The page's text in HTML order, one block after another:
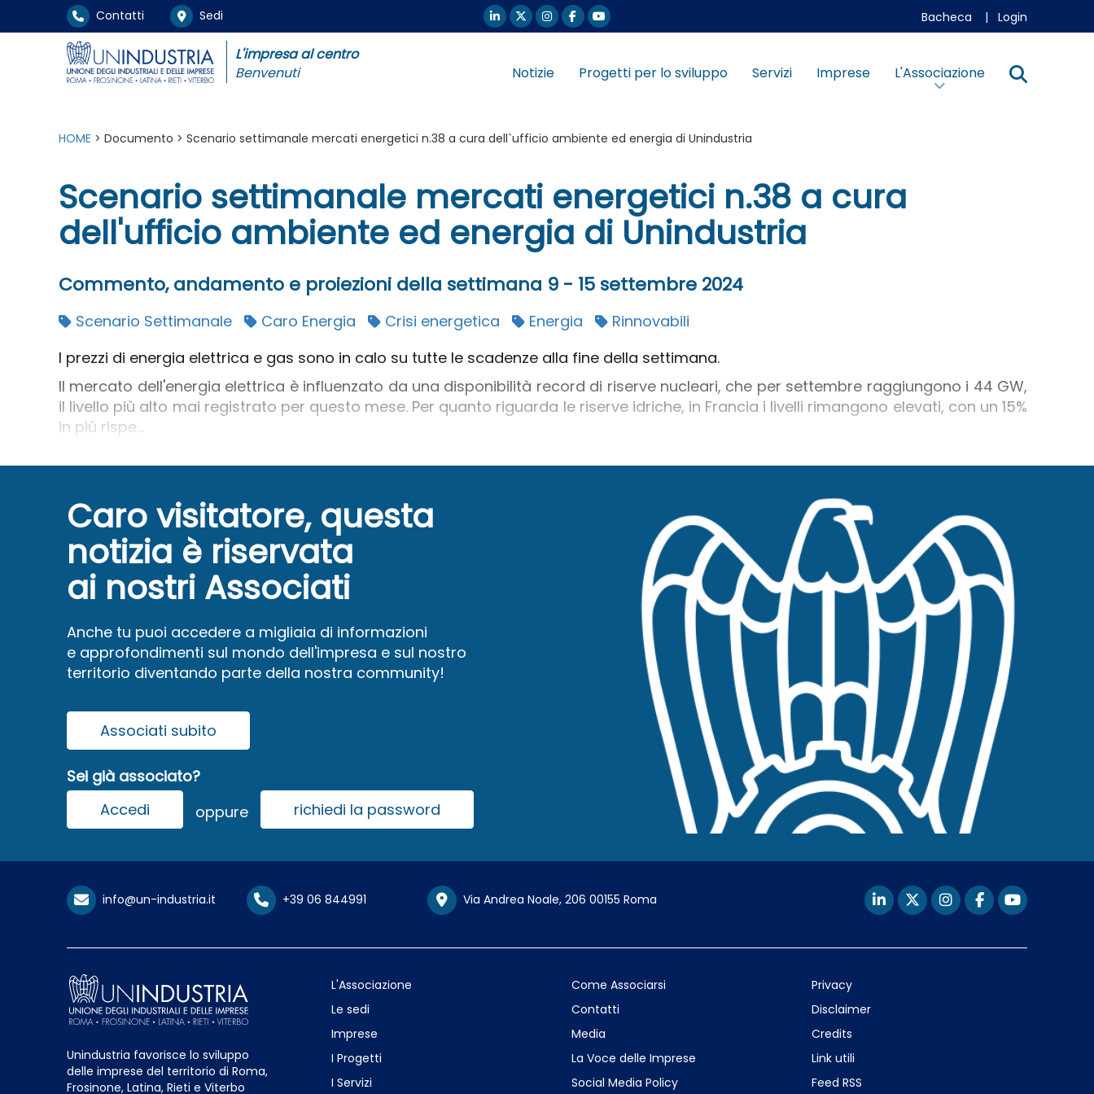
Contatti Sedi Bacheca | Login
L'impresa al centro
Benvenuti
Notizie Progetti per lo sviluppo Servizi Imprese L'Associazione
HOME > Documento > Scenario settimanale mercati energetici n.38 a cura dell`ufficio ambiente ed energia di Unindustria
Scenario settimanale mercati energetici n.38 a cura
dell'ufficio ambiente ed energia di Unindustria
Commento, andamento e proiezioni della settimana 9 - 15 settembre 2024
Scenario Settimanale Caro Energia Crisi energetica Energia
Rinnovabili
I prezzi di energia elettrica e gas sono in calo su tutte le scadenze alla fine della settimana.
Il mercato dell'energia elettrica è influenzato da una disponibilità record di riserve nucleari, che per settembre raggiungono i 44 GW,
il livello più alto mai registrato per questo mese. Per quanto riguarda le riserve idriche, in Francia i livelli rimangono elevati, con un 15%
in più rispe...
Caro visitatore, questa
notizia è riservata
ai nostri Associati
Anche tu puoi accedere a migliaia di informazioni
e approfondimenti sul mondo dell'impresa e sul nostro
territorio diventando parte della nostra community!
Associati subito
Sei già associato?
Accedi
oppure richiedi la password
info@un-industria.it +39 06 844991 Via Andrea Noale, 206 00155 Roma
Unindustria favorisce lo sviluppo
delle imprese del territorio di Roma,
Frosinone, Latina, Rieti e Viterbo
L'Associazione
Le sedi
Imprese
I Progetti
I Servizi
Come Associarsi
Contatti
Media
La Voce delle Imprese
Social Media Policy
Privacy
Disclaimer
Credits
Link utili
Feed RSS